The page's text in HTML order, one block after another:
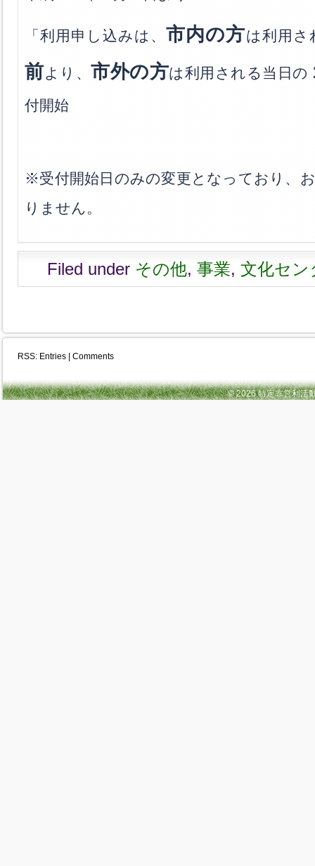
「利用申し込みは、 市内の方は利用さ
前より、 市外の方は利用される当日の
付開始
※受付開始日のみの変更となっており、
りません。
Filed under その他, 事業, 文化セン
RSS: Entries Comments
© 2026 特定非営利活